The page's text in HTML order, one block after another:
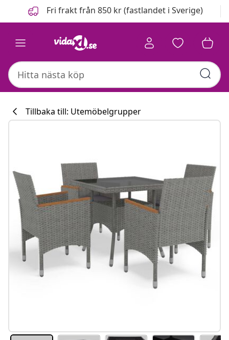
FöregåendeFri frakt från 850 kr (fastlandet i Sverige)
Tillbaka till: Utemöbelgrupper